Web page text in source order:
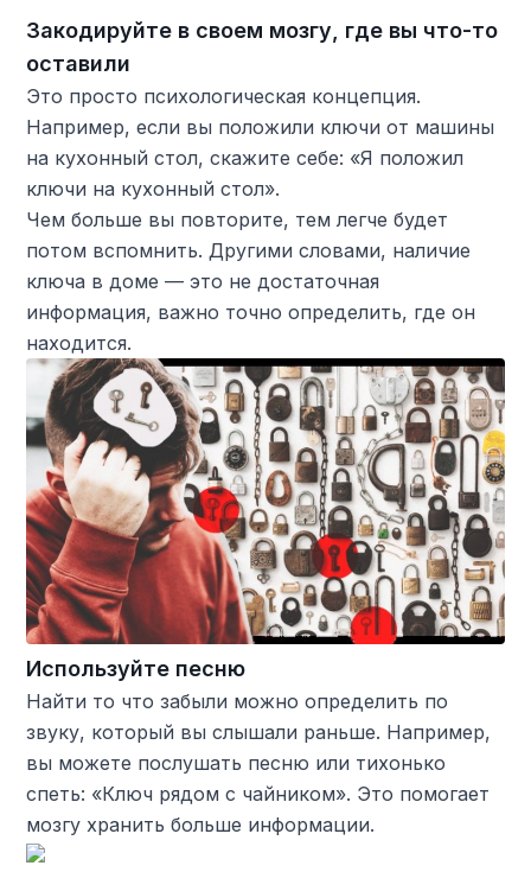
Закодируйте в своем мозгу, где вы что-то
оставили
Это просто психологическая концепция.
Например, если вы положили ключи от машины
на кухонный стол, скажите себе: «Я положил
ключи на кухонный стол».
Чем больше вы повторите, тем легче будет
потом вспомнить. Другими словами, наличие
ключа в доме — это не достаточная
информация, важно точно определить, где он
находится.
Используйте песню
Найти то что забыли можно определить по
звуку, который вы слышали раньше. Например,
вы можете послушать песню или тихонько
спеть: «Ключ рядом с чайником». Это помогает
мозгу хранить больше информации.